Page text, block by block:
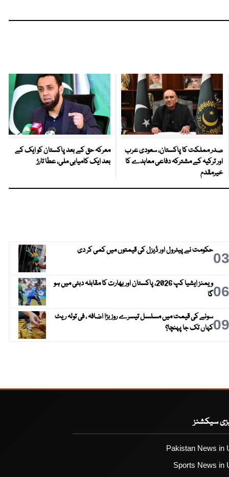
صدر مملکت کا پاکستان، سعودی عرب
اور ترکیہ کے مشترکہ دفاعی معاہدے کا
خیرمقدم
معرکہ حق کے بعد پاکستان کو ایک کے
بعد ایک کامیابی ملی، عطا تارڑ
03حکومت نے پیٹرول اور ڈیزل کی قیمتوں میں کمی کر دی
06
ویمنز ایشیا کپ 2026، پاکستان اور بھارت کا مقابلہ دبئی میں ہو
گا
09سونے کی قیمت میں مسلسل تیسرے روز بڑا اضافہ ، فی تولہ ریٹ
کہاں تک جا پہنچا؟
سیکشنز
Pakistan News in
Sports News in